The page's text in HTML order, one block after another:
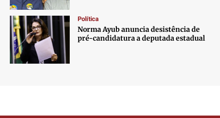
Política
Norma Ayub anuncia desistência de
pré-candidatura a deputada estadual